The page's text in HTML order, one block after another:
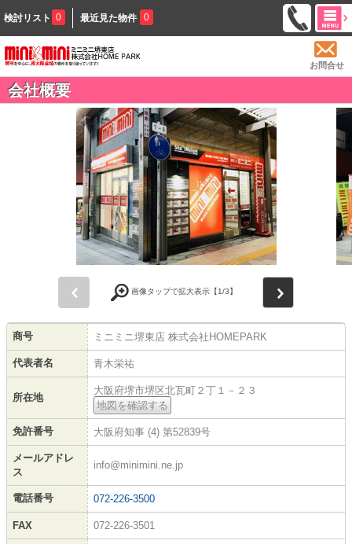
検討リスト 0 最近見た物件 0
お問合せ
会社概要
画像タップで拡大表示【1/3】
商号 ミニミニ堺東店 株式会社HOMEPARK
代表者名 青木栄祐
所在地
大阪府堺市堺区北瓦町２丁１－２３
地図を確認する
免許番号 大阪府知事 (4) 第52839号
メールアドレ
ス
info@minimini.ne.jp
電話番号 072-226-3500
FAX 072-226-3501